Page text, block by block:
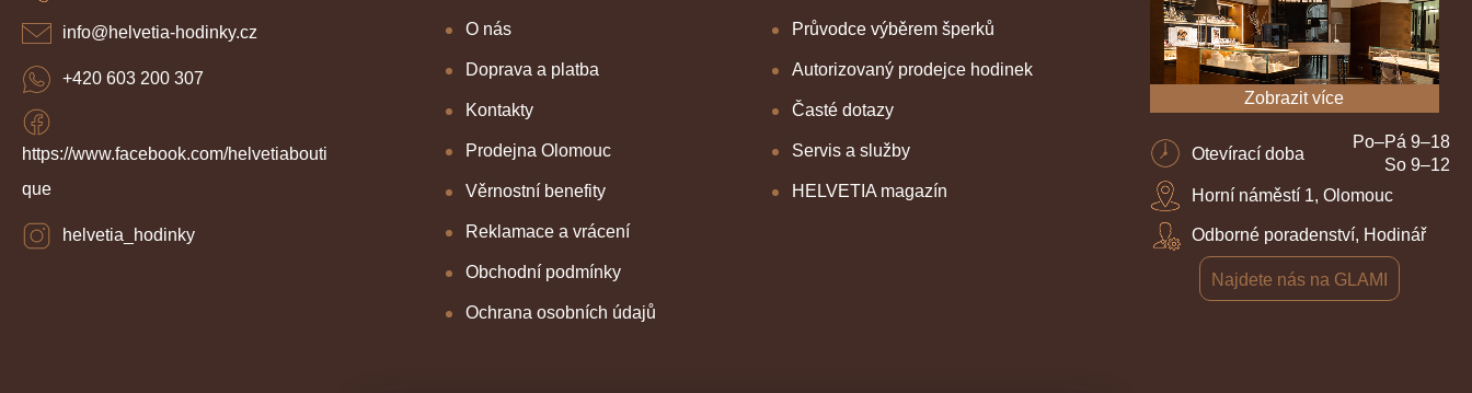
info@helvetia-hodinky.cz
https://www.facebook.com/helvetiabouti
que
helvetia_hodinky
+420 603 200 307
O nás
Doprava a platba
Kontakty
Prodejna Olomouc
Věrnostní benefity
Reklamace a vrácení
Obchodní podmínky
Ochrana osobních údajů
Průvodce výběrem šperků
Autorizovaný prodejce hodinek
Časté dotazy
Servis a služby
HELVETIA magazín
Zobrazit více
Otevírací doba
Po–Pá 9–18
So 9–12
Horní náměstí 1, Olomouc
Odborné poradenství, Hodinář
Najdete nás na GLAMI